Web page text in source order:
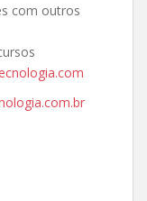
com outros